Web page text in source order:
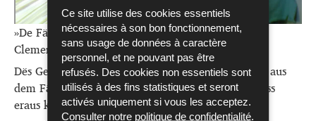
Ce site utilise des cookies essentiels
nécessaires à son bon fonctionnement,
sans usage de données à caractère
personnel, et ne pouvant pas être
refusés. Des cookies non essentiels sont
utilisés à des fins statistiques et seront
activés uniquement si vous les acceptez.
Consulter notre politique de confidentialité
»De Fäert-Uasch – ze léif fir dës Welt?« vum Cathy
Clement.
Dës Geschicht iwwert d’Maude an e Monster, deen aus
dem Fäert-Uasch eng couragéiert Persoun mécht, ass
eraus komm bei den Editions Schortgen.